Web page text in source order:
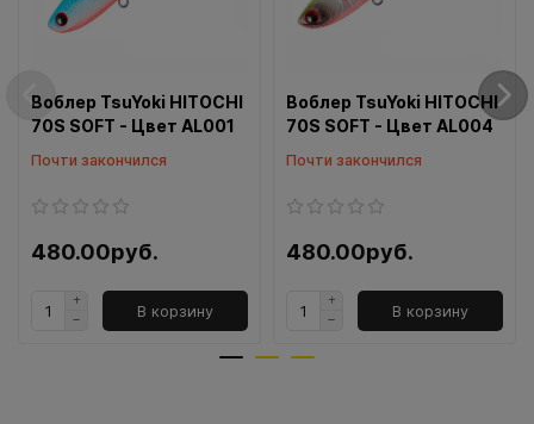
Воблер TsuYoki HITOCHI
70S SOFT - Цвет AL001
Почти закончился
480.00руб.
В корзину
Воблер TsuYoki HITOCHI
70S SOFT - Цвет AL004
Почти закончился
480.00руб.
В корзину